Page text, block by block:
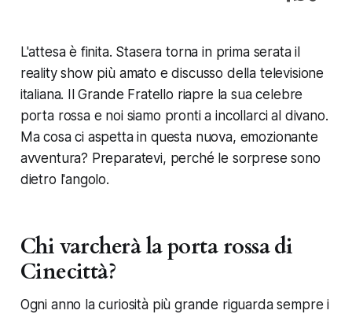
L'attesa è finita. Stasera torna in prima serata il
reality show più amato e discusso della televisione
italiana. Il Grande Fratello riapre la sua celebre
porta rossa e noi siamo pronti a incollarci al divano.
Ma cosa ci aspetta in questa nuova, emozionante
avventura? Preparatevi, perché le sorprese sono
dietro l'angolo.
Chi varcherà la porta rossa di
Cinecittà?
Ogni anno la curiosità più grande riguarda sempre i